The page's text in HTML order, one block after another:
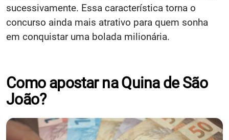
sucessivamente. Essa característica torna o
concurso ainda mais atrativo para quem sonha
em conquistar uma bolada milionária.
Como apostar na Quina de São
João?